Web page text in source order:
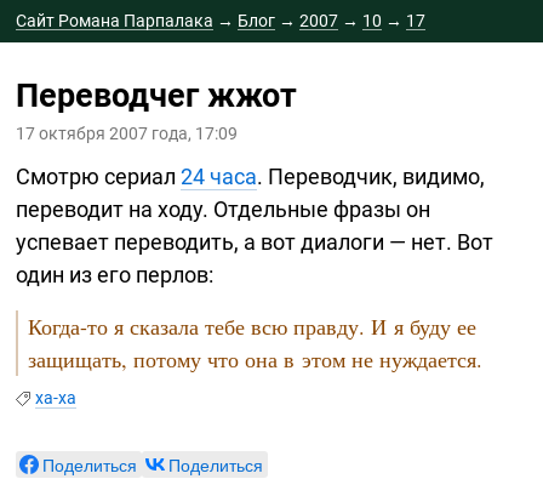
Сайт Романа Парпалака → Блог →2007 → 10 → 17
Переводчег жжот
17 октября 2007 года, 17:09
Смотрю сериал24 часа. Переводчик, видимо,
переводит на ходу. Отдельные фразы он
успевает переводить, а вот диалоги — нет. Вот
один из его перлов:
Когда-то я сказала тебе всю правду. И я буду ее
защищать, потому что она в этом не нуждается.
ха-ха
Поделиться Поделиться